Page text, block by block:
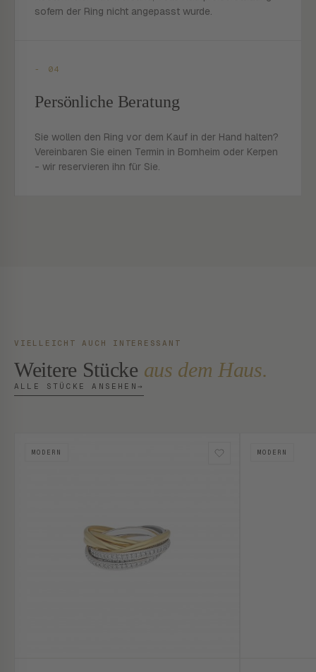
sofern der Ring nicht angepasst wurde.
- 04
Persönliche Beratung
Sie wollen den Ring vor dem Kauf in der Hand halten?
Vereinbaren Sie einen Termin in Bornheim oder Kerpen
- wir reservieren ihn für Sie.
VIELLEICHT AUCH INTERESSANT
Weitere Stücke aus dem Haus.
ALLE STÜCKE ANSEHEN →
MODERN MODERN